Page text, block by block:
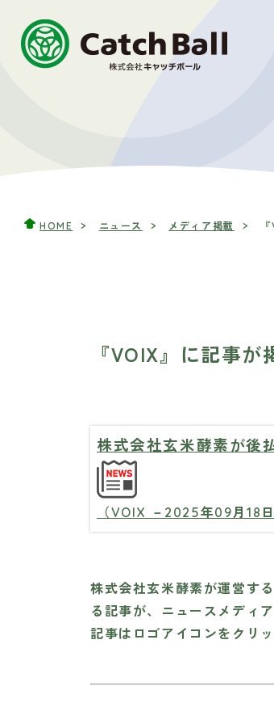
HOME ニュース メディア掲載
『VOIX』に記事
株式会社玄米酵素が後
（VOIX －2025年09月18日
株式会社玄米酵素が運営す
る記事が、ニュースメディ
記事はロゴアイコンをクリ